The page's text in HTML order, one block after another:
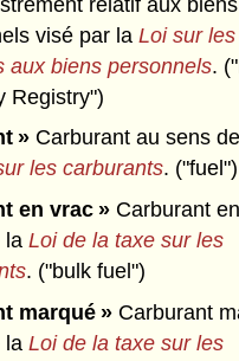
visé par laLoi sur
aux biens personnels.
Registry")
»Carburant au sens
les carburants. ("fuel")
en vrac »Carburant
laLoi de la taxe sur les
. ("bulk fuel")
marqué »Carburant
laLoi de la taxe sur les